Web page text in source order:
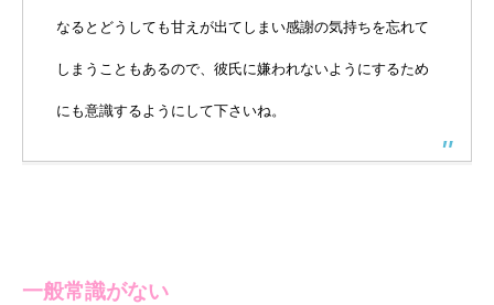
なるとどうしても甘えが出てしまい感謝の気持ちを忘れて
しまうこともあるので、彼氏に嫌われないようにするため
にも意識するようにして下さいね。
一般常識がない